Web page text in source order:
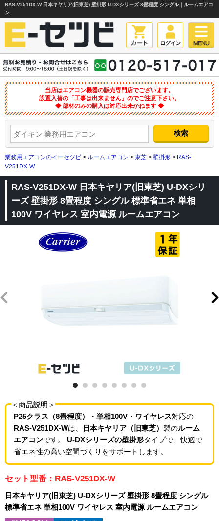
RAS-V251DX-W 日本キヤリア(旧東芝) 壁掛形 U-DXシリーズ 8畳程度 シングル｜ルームエアコ
ン
当店はエアコン機器の販売専門店でございます。
設置入替の「工事は出来ません」のでご注意下さい。
◆ 部材のみの購入は対応出来かねます ◆
業務用エアコンのイーセツビ > ルームエアコン > 東芝 > 壁掛形 > RAS-
V251DX-W
RAS-V251DX-W 日本キヤリア(旧東芝) U-DXシリ
ーズ 壁掛形 8畳程度 シングル 標準省エネ 単相
100V ワイヤレス 室内電源 ルームエアコン
＜商品説明＞
P25クラス（8畳程度）・単相100V・ワイヤレス対応の
RAS-V251DX-Wは、 日本キヤリア（旧東芝） 製のルーム
エアコンです。 U-DXシリーズの壁掛形タイプで、快適で
省エネ性の高い空間づくりをサポートします。
セット型番：RAS-V251DX-W
日本キヤリア(旧東芝) U-DXシリーズ 壁掛形 8畳程度 シングル
標準省エネ 単相100V ワイヤレス 室内電源 ルームエアコン